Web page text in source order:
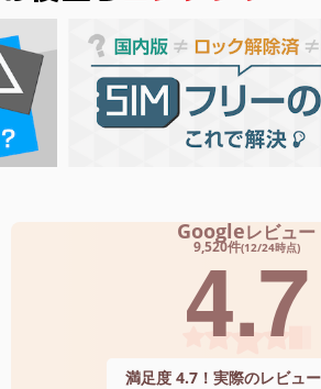
Googleレビュー
9,520件(12/24時点)
4.7
満足度 4.7！実際のレビュ
ドライブの絞り込み
ランク
商品状態の絞り込み
「新品」「未使用」「中古」など
CPU